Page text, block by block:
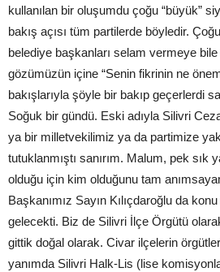
kullanılan bir oluşumdu çoğu “büyük”
bakış açısı tüm partilerde böyledir.
belediye başkanları selam vermeye
gözümüzün içine “Senin fikrinin ne
bakışlarıyla şöyle bir bakıp geçerlerdi
Soğuk bir gündü. Eski adıyla Silivri
ya bir milletvekilimiz ya da partimize
tutuklanmıştı sanırım. Malum, pek sık
olduğu için kim olduğunu tam
Başkanımız Sayın Kılıçdaroğlu da
gelecekti. Biz de Silivri İlçe Örgütü
gittik doğal olarak. Civar ilçelerin
yanımda Silivri Halk-Lis (lise